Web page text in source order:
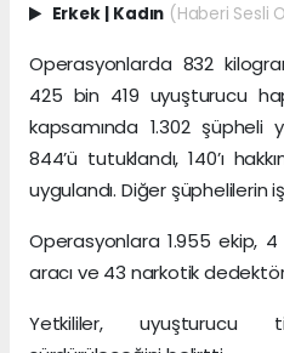
Erkek | Kadın (Haberi Sesli
Operasyonlarda 832
425 bin 419 uyuşturucu
kapsamında 1.302 şüpheli
844’ü tutuklandı, 140’ı
uygulandı. Diğer şüphelilerin
Operasyonlara 1.955 ekip,
aracı ve 43 narkotik dedektör
Yetkililer, uyuşturucu